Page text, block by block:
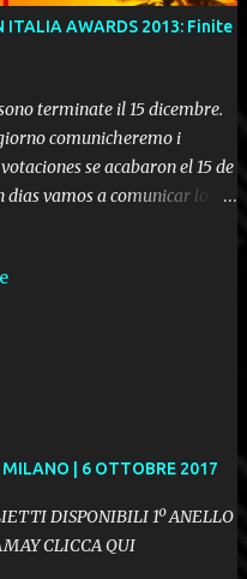
ITALIA AWARDS 2013: Finite
terminate il 15 dicembre.
comunicheremo i
se acabaron el 15 de
vamos a comunicar los
| 6 OTTOBRE 2017
DISPONIBILI 1º ANELLO
CLICCA QUI